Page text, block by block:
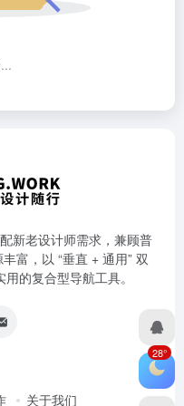
新老设计师需求，兼顾普
富，以 “垂直 + 通用” 双
的复合型导航工具。
关于我们
28°